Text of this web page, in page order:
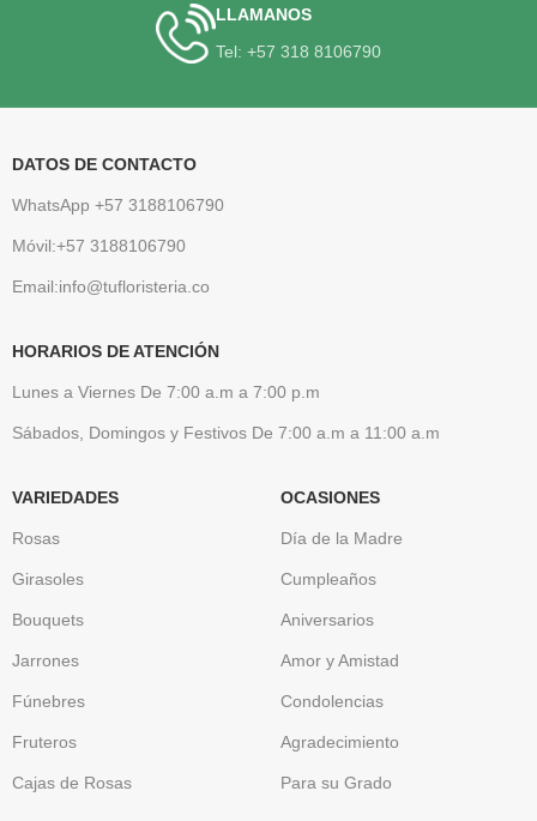
LLAMANOS
Tel: +57 318 8106790
DATOS DE CONTACTO
WhatsApp +57 3188106790
Móvil:+57 3188106790
Email:info@tufloristeria.co
HORARIOS DE ATENCIÓN
Lunes a Viernes De 7:00 a.m a 7:00 p.m
Sábados, Domingos y Festivos De 7:00 a.m a 11:00 a.m
VARIEDADES
Rosas
Girasoles
Bouquets
Jarrones
Fúnebres
Fruteros
Cajas de Rosas
OCASIONES
Día de la Madre
Cumpleaños
Aniversarios
Amor y Amistad
Condolencias
Agradecimiento
Para su Grado